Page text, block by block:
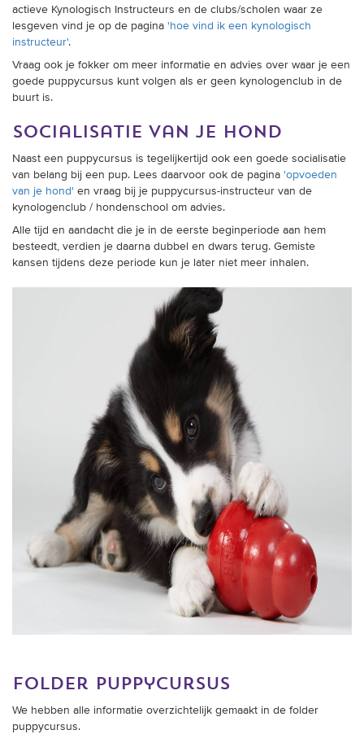
actieve Kynologisch Instructeurs en de clubs/scholen waar ze
lesgeven vind je op de pagina 'hoe vind ik een kynologisch
instructeur'.
Vraag ook je fokker om meer informatie en advies over waar je een
goede puppycursus kunt volgen als er geen kynologenclub in de
buurt is.
socialisatie van je hond
Naast een puppycursus is tegelijkertijd ook een goede socialisatie
van belang bij een pup. Lees daarvoor ook de pagina 'opvoeden
van je hond' en vraag bij je puppycursus-instructeur van de
kynologenclub / hondenschool om advies.
Alle tijd en aandacht die je in de eerste beginperiode aan hem
besteedt, verdien je daarna dubbel en dwars terug. Gemiste
kansen tijdens deze periode kun je later niet meer inhalen.
folder puppycursus
We hebben alle informatie overzichtelijk gemaakt in de folder
puppycursus.